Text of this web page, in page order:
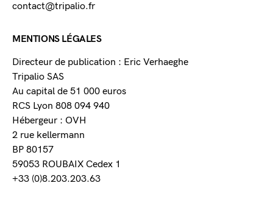
contact@tripalio.fr
MENTIONS LÉGALES
Directeur de publication : Eric Verhaeghe
Tripalio SAS
Au capital de 51 000 euros
RCS Lyon 808 094 940
Hébergeur : OVH
2 rue kellermann
BP 80157
59053 ROUBAIX Cedex 1
+33 (0)8.203.203.63